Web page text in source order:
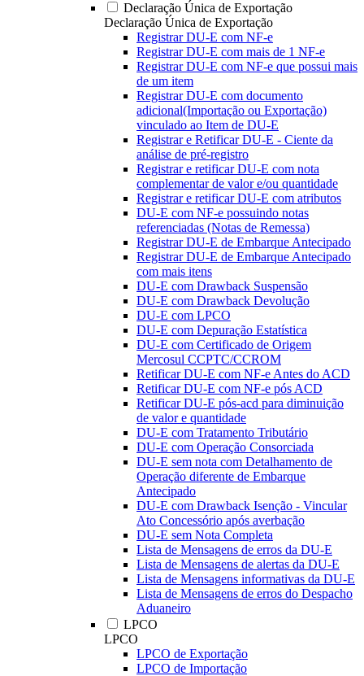
Declaração Única de Exportação
Declaração Única de Exportação
Registrar DU-E com NF-e
Registrar DU-E com mais de 1 NF-e
Registrar DU-E com NF-e que possui mais
de um item
Registrar DU-E com documento
adicional(Importação ou Exportação)
vinculado ao Item de DU-E
Registrar e Retificar DU-E - Ciente da
análise de pré-registro
Registrar e retificar DU-E com nota
complementar de valor e/ou quantidade
Registrar e retificar DU-E com atributos
DU-E com NF-e possuindo notas
referenciadas (Notas de Remessa)
Registrar DU-E de Embarque Antecipado
Registrar DU-E de Embarque Antecipado
com mais itens
DU-E com Drawback Suspensão
DU-E com Drawback Devolução
DU-E com LPCO
DU-E com Depuração Estatística
DU-E com Certificado de Origem
Mercosul CCPTC/CCROM
Retificar DU-E com NF-e Antes do ACD
Retificar DU-E com NF-e pós ACD
Retificar DU-E pós-acd para diminuição
de valor e quantidade
DU-E com Tratamento Tributário
DU-E com Operação Consorciada
DU-E sem nota com Detalhamento de
Operação diferente de Embarque
Antecipado
DU-E com Drawback Isenção - Vincular
Ato Concessório após averbação
DU-E sem Nota Completa
Lista de Mensagens de erros da DU-E
Lista de Mensagens de alertas da DU-E
Lista de Mensagens informativas da DU-E
Lista de Mensagens de erros do Despacho
Aduaneiro
LPCO
LPCO
LPCO de Exportação
LPCO de Importação